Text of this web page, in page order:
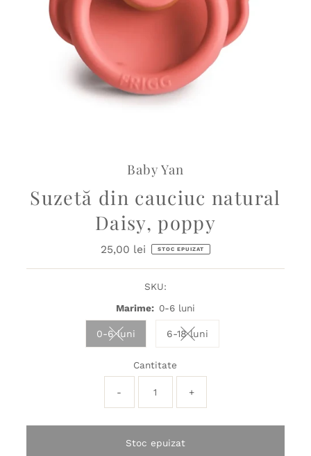
Baby Yan
Suzetă din cauciuc natural
Daisy, poppy
Preț
25,00 lei STOC EPUIZAT
SKU:
Marime: 0-6 luni
0-6 luniVariant sold out or unavailable
6-18 luniVariant sold out or
Cantitate
- +
Stoc epuizat